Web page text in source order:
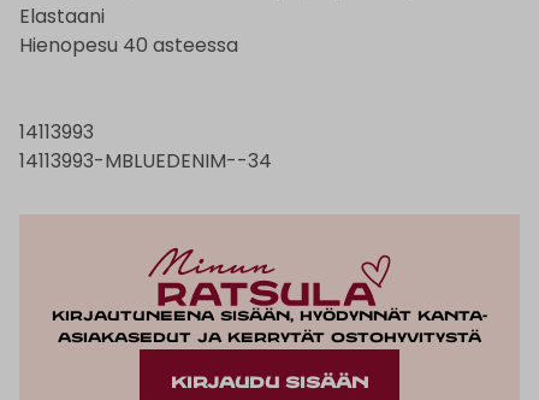
Elastaani
Hienopesu 40 asteessa
14113993
14113993-MBLUEDENIM--34
Kirjautuneena sisään, hyödynnät kanta-
asiakasedut ja kerrytät ostohyvitystä
KIRJAUDU SISÄÄN